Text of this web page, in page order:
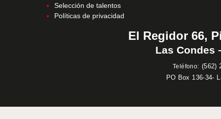
Selección de talentos
Políticas de privacidad
El Regidor 66,
Las Condes
Teléfono: (562)
PO Box 136-34-